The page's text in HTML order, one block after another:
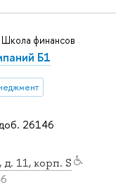
26146
11, корп. S
финансов
Б1